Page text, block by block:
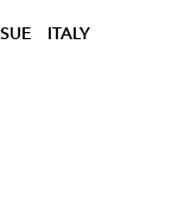
ITALY